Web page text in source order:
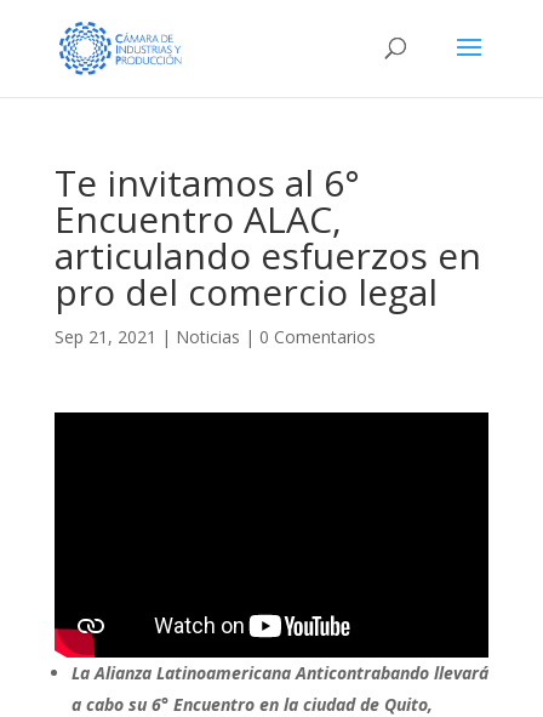
Te invitamos al 6°
Encuentro ALAC,
articulando esfuerzos en
pro del comercio legal
Sep 21, 2021 | Noticias | 0 Comentarios
La Alianza Latinoamericana Anticontrabando llevará
a cabo su 6° Encuentro en la ciudad de Quito,